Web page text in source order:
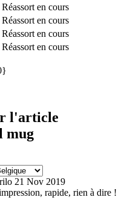
Réassort en cours
Réassort en cours
Réassort en cours
Réassort en cours
l'article
mug
21 Nov 2019
rapide, rien à dire !